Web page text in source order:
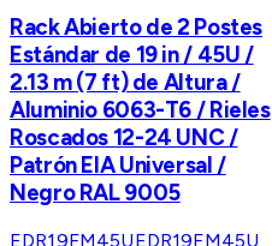
Rack Abierto de 2 Postes
Estándar de 19 in / 45U /
2.13 m (7 ft) de Altura /
Aluminio 6063-T6 / Rieles
Roscados 12-24 UNC /
Patrón EIA Universal /
Negro RAL 9005
EDR19FM45UEDR19FM45U